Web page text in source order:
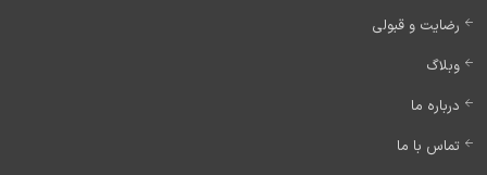
رضایت و قبولی
وبلاگ
درباره ما
تماس با ما